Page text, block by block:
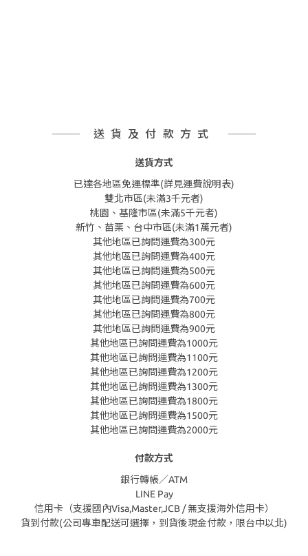
送貨及付款方式
送貨方式
已達各地區免運標準(詳見運費說明表)
雙北市區(未滿3千元者)
桃園、基隆市區(未滿5千元者)
新竹、苗栗、台中市區(未滿1萬元者)
其他地區已詢問運費為300元
其他地區已詢問運費為400元
其他地區已詢問運費為500元
其他地區已詢問運費為600元
其他地區已詢問運費為700元
其他地區已詢問運費為800元
其他地區已詢問運費為900元
其他地區已詢問運費為1000元
其他地區已詢問運費為1100元
其他地區已詢問運費為1200元
其他地區已詢問運費為1300元
其他地區已詢問運費為1800元
其他地區已詢問運費為1500元
其他地區已詢問運費為2000元
付款方式
銀行轉帳／ATM
LINE Pay
信用卡（支援國內Visa,Master,JCB / 無支援海外信用卡）
貨到付款(公司專車配送可選擇，到貨後現金付款，限台中以北)